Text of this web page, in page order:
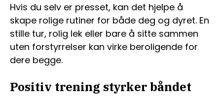
Hvis du selv er presset, kan det hjelpe å
skape rolige rutiner for både deg og dyret. En
stille tur, rolig lek eller bare å sitte sammen
uten forstyrrelser kan virke beroligende for
dere begge.
Positiv trening styrker båndet